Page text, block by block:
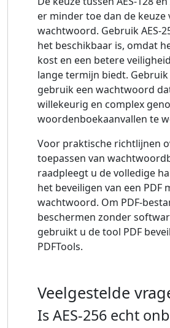
er minder toe dan de keuze
wachtwoord. Gebruik AES-
het beschikbaar is, omdat
kost en een betere
lange termijn biedt. Gebruik
gebruik een wachtwoord
willekeurig en complex
woordenboekaanvallen te
Voor praktische richtlijnen
toepassen van
raadpleegt u de volledige
het beveiligen van een PDF
wachtwoord. Om PDF-
beschermen zonder
gebruikt u de tool PDF
PDFTools.
Veelgestelde
Is AES-256 echt